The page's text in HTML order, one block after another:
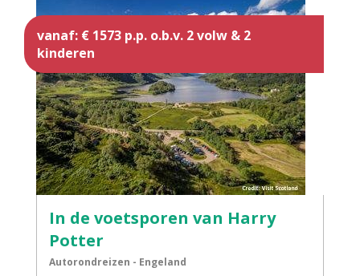
vanaf: € 1573 p.p. o.b.v. 2 volw & 2
kinderen
In de voetsporen van Harry
Potter
Autorondreizen - Engeland